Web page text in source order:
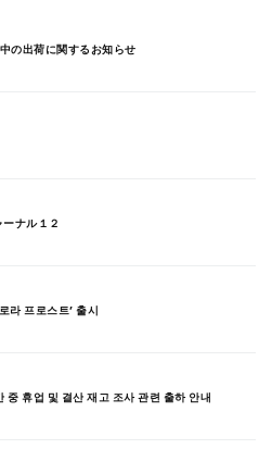
の出荷に関するお知らせ
ナル１２
라 프로스트’ 출시
휴업 및 결산 재고 조사 관련 출하 안내